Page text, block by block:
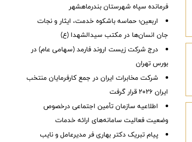
فرمانده سپاه شهرستان بندرماهشهر
اربعین؛ حماسه باشکوه خدمت، ایثار و نجات
جان انسان‌ها در مکتب سیدالشهدا (ع)
درج شرکت زیست اروند فارمد (سهامی عام) در
بورس تهران
شرکت مخابرات ایران در جمع کارفرمایان منتخب
ایران ۲۰۲۶ قرار گرفت
اطلاعیه سازمان تأمین اجتماعی درخصوص
وضعیت فعالیت سامانه‌های ارائه خدمات
پیام تبریک دکتر بهاری فر مدیرعامل و نایب